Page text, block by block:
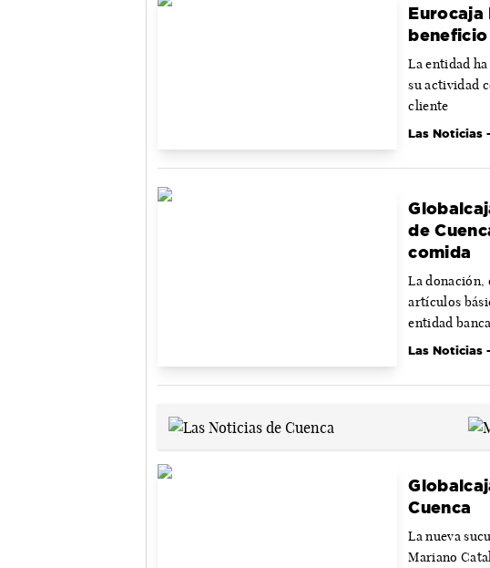
Eurocaja
La entidad
su actividad
cliente
Las Noticias
de
comida
La donación,
artículos
entidad
Las Noticias
Cuenca
La nueva
Mariano